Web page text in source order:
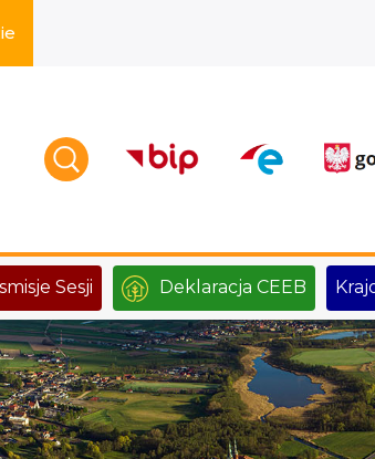
Sesji Deklaracja CEEB